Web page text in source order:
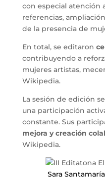
con especial atención
referencias,
de la presencia de
En total, se editaron
contribuyendo a
mujeres artistas,
Wikipedia.
La sesión de edición
una participación
constante. Sus
mejora y creación
Wikipedia.
Sara